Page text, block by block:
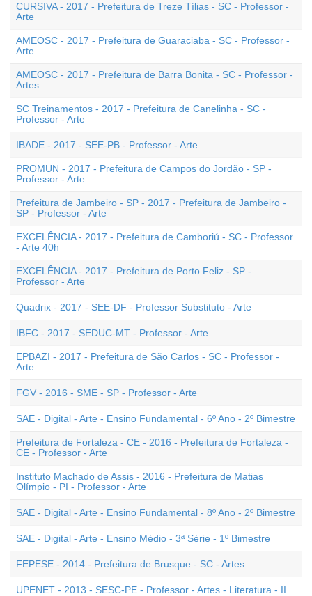
CURSIVA - 2017 - Prefeitura de Treze Tílias - SC - Professor -
Arte
AMEOSC - 2017 - Prefeitura de Guaraciaba - SC - Professor -
Arte
AMEOSC - 2017 - Prefeitura de Barra Bonita - SC - Professor -
Artes
SC Treinamentos - 2017 - Prefeitura de Canelinha - SC -
Professor - Arte
IBADE - 2017 - SEE-PB - Professor - Arte
PROMUN - 2017 - Prefeitura de Campos do Jordão - SP -
Professor - Arte
Prefeitura de Jambeiro - SP - 2017 - Prefeitura de Jambeiro -
SP - Professor - Arte
EXCELÊNCIA - 2017 - Prefeitura de Camboriú - SC - Professor
- Arte 40h
EXCELÊNCIA - 2017 - Prefeitura de Porto Feliz - SP -
Professor - Arte
Quadrix - 2017 - SEE-DF - Professor Substituto - Arte
IBFC - 2017 - SEDUC-MT - Professor - Arte
EPBAZI - 2017 - Prefeitura de São Carlos - SC - Professor -
Arte
FGV - 2016 - SME - SP - Professor - Arte
SAE - Digital - Arte - Ensino Fundamental - 6º Ano - 2º Bimestre
Prefeitura de Fortaleza - CE - 2016 - Prefeitura de Fortaleza -
CE - Professor - Arte
Instituto Machado de Assis - 2016 - Prefeitura de Matias
Olímpio - PI - Professor - Arte
SAE - Digital - Arte - Ensino Fundamental - 8º Ano - 2º Bimestre
SAE - Digital - Arte - Ensino Médio - 3ª Série - 1º Bimestre
FEPESE - 2014 - Prefeitura de Brusque - SC - Artes
UPENET - 2013 - SESC-PE - Professor - Artes - Literatura - II